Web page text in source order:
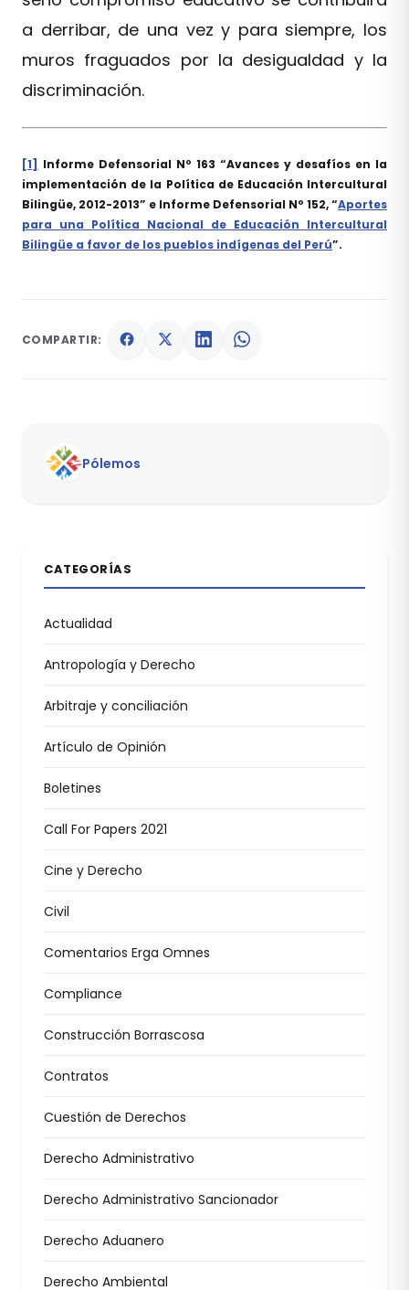
a derribar, de una vez y para siempre, los
muros fraguados por la desigualdad y la
discriminación.
[1] Informe Defensorial Nº 163 “Avances y desafíos en la
implementación de la Política de Educación Intercultural
Bilingüe, 2012-2013” e Informe Defensorial Nº 152, “Aportes
para una Política Nacional de Educación Intercultural
Bilingüe a favor de los pueblos indígenas del Perú”.
COMPARTIR:
Pólemos
CATEGORÍAS
Actualidad
Antropología y Derecho
Arbitraje y conciliación
Artículo de Opinión
Boletines
Call For Papers 2021
Cine y Derecho
Civil
Comentarios Erga Omnes
Compliance
Construcción Borrascosa
Contratos
Cuestión de Derechos
Derecho Administrativo
Derecho Administrativo Sancionador
Derecho Aduanero
Derecho Ambiental